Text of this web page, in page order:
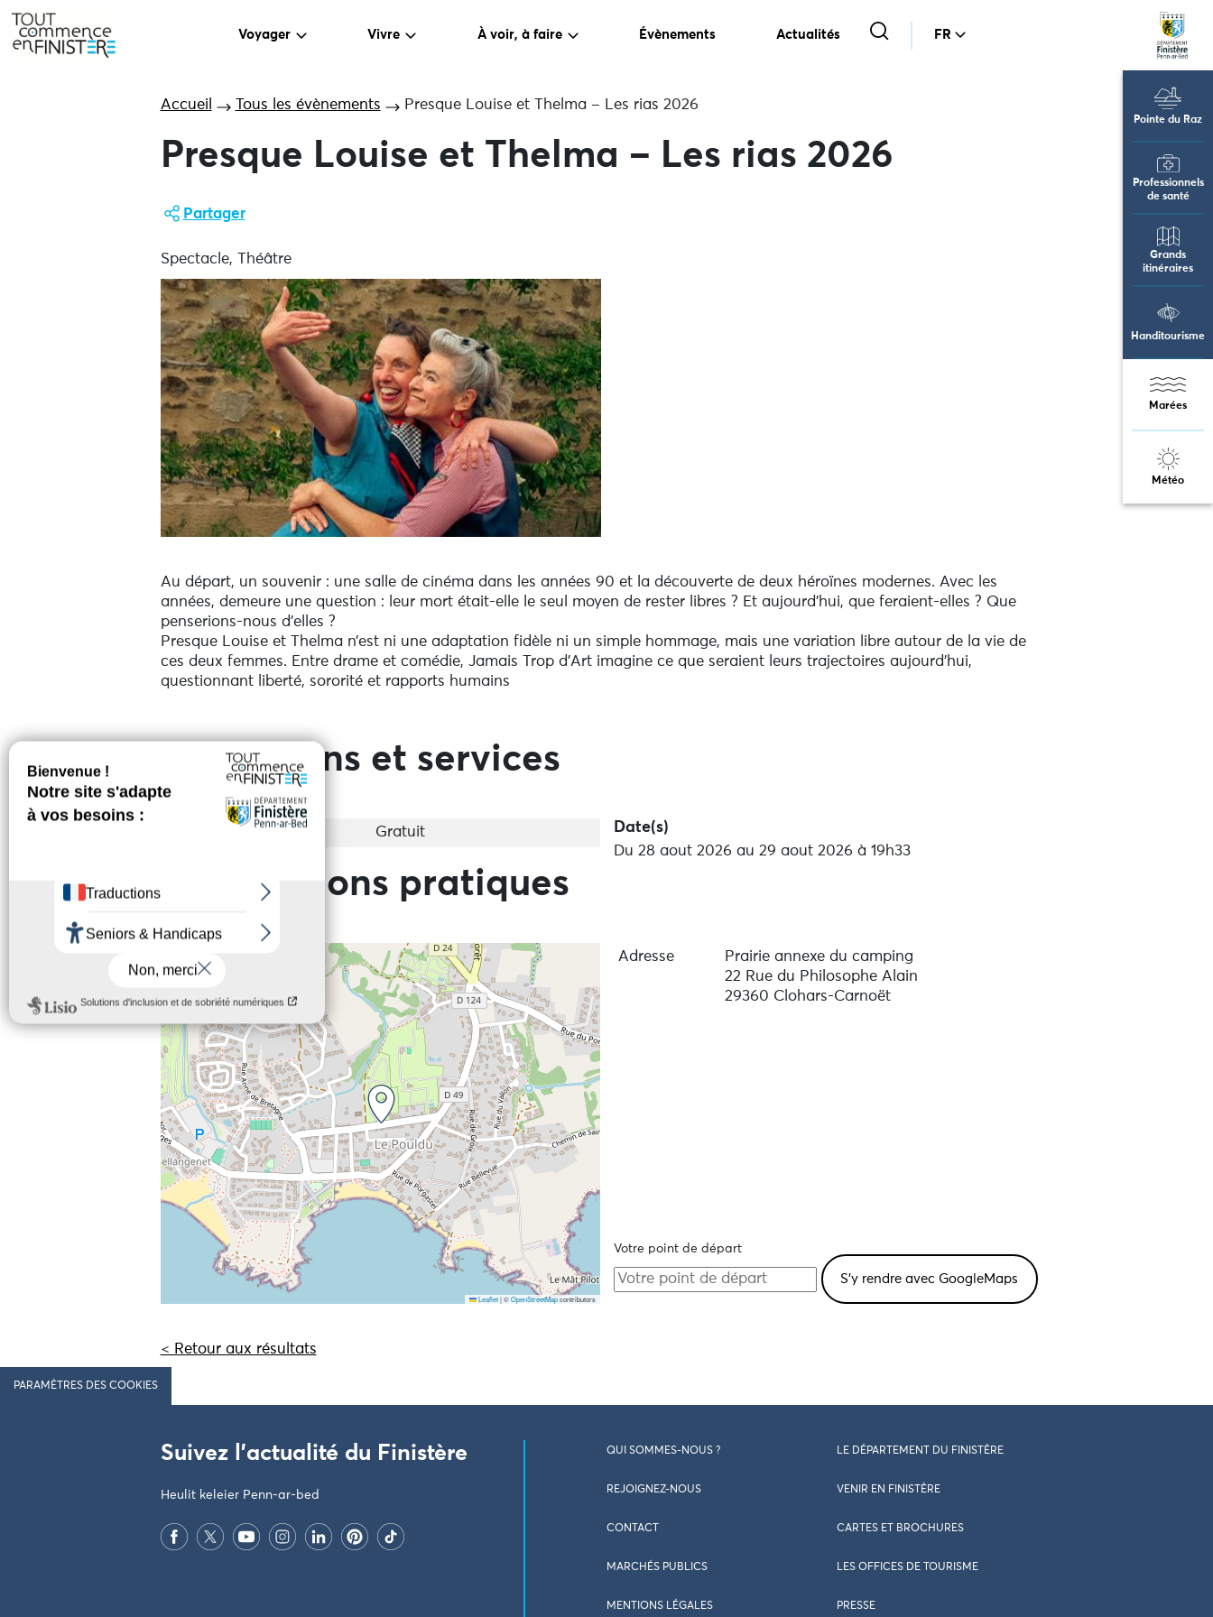
Voyager Vivre À voir, à faire Évènements Actualités FR
Pointe du Raz
Professionnels
de santé
Grands
itinéraires
Handitourisme
Marées
Météo
Accueil Tous les évènements Presque Louise et Thelma – Les rias 2026
Presque Louise et Thelma – Les rias 2026
Partager
Spectacle, Théâtre
Au départ, un souvenir : une salle de cinéma dans les années 90 et la découverte de deux héroïnes modernes. Avec les
années, demeure une question : leur mort était-elle le seul moyen de rester libres ? Et aujourd’hui, que feraient-elles ? Que
penserions-nous d’elles ?
Presque Louise et Thelma n’est ni une adaptation fidèle ni un simple hommage, mais une variation libre autour de la vie de
ces deux femmes. Entre drame et comédie, Jamais Trop d’Art imagine ce que seraient leurs trajectoires aujourd’hui,
questionnant liberté, sororité et rapports humains
Prestations et services
Gratuit Date(s)
Du 28 aout 2026 au 29 aout 2026 à 19h33
Informations pratiques
+
−
Leaflet |©OpenStreetMapcontributors
Adresse
Prairie annexe du camping
22 Rue du Philosophe Alain
29360 Clohars-Carnoët
Votre point de départ
< Retour aux résultats
PARAMÈTRES DES COOKIES
Suivez l'actualité du Finistère
Heulit keleier Penn-ar-bed
QUI SOMMES-NOUS ? LE DÉPARTEMENT DU FINISTÈRE
REJOIGNEZ-NOUS VENIR EN FINISTÈRE
CONTACT CARTES ET BROCHURES
MARCHÉS PUBLICS LES OFFICES DE TOURISME
MENTIONS LÉGALES PRESSE